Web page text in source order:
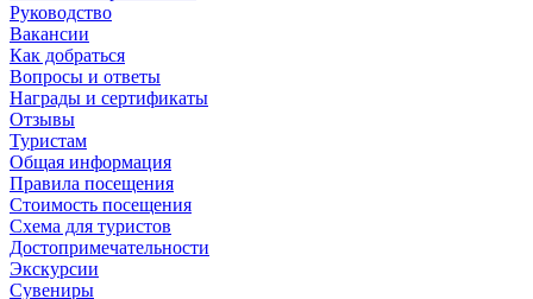
Руководство
Вакансии
Как добраться
Вопросы и ответы
Награды и сертификаты
Отзывы
Туристам
Общая информация
Правила посещения
Стоимость посещения
Схема для туристов
Достопримечательности
Экскурсии
Сувениры